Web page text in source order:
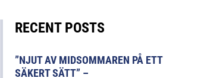
RECENT POSTS
”NJUT AV MIDSOMMAREN PÅ ETT
SÄKERT SÄTT” –